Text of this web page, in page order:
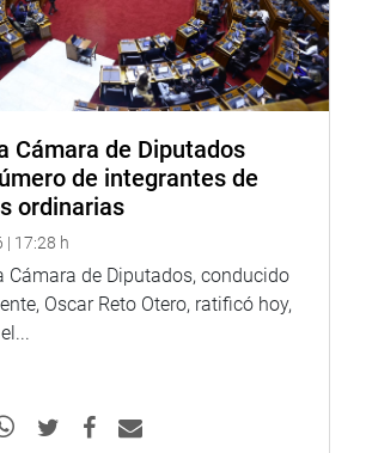
Cámara de Diputados
de integrantes de
ordinarias
| 17:28 h
Cámara de Diputados, conducido
Oscar Reto Otero, ratificó hoy,